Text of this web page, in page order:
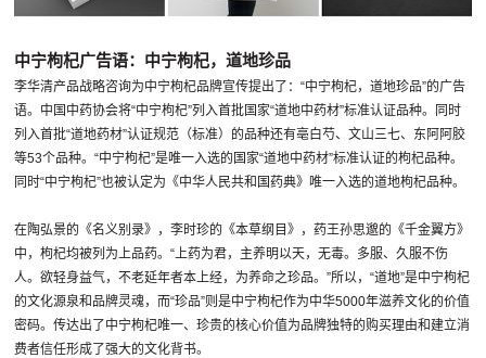
中宁枸杞广告语：中宁枸杞，道地珍品
李华清产品战略咨询为中宁枸杞品牌宣传提出了：“中宁枸杞，道地珍品”的广告
语。中国中药协会将“中宁枸杞”列入首批国家“道地中药材”标准认证品种。同时
列入首批“道地药材”认证规范（标准）的品种还有亳白芍、文山三七、东阿阿胶
等53个品种。“中宁枸杞”是唯一入选的国家“道地中药材”标准认证的枸杞品种。
同时“中宁枸杞”也被认定为《中华人民共和国药典》唯一入选的道地枸杞品种。
在陶弘景的《名义别录》，李时珍的《本草纲目》，药王孙思邈的《千金翼方》
中，枸杞均被列为上品药。“上药为君，主养明以天，无毒。多服、久服不伤
人。欲轻身益气，不老延年者本上经，为养命之珍品。”所以，“道地”是中宁枸杞
的文化源泉和品牌灵魂，而“珍品”则是中宁枸杞作为中华5000年滋养文化的价值
密码。传达出了中宁枸杞唯一、珍贵的核心价值为品牌独特的购买理由和建立消
费者信任形成了强大的文化背书。